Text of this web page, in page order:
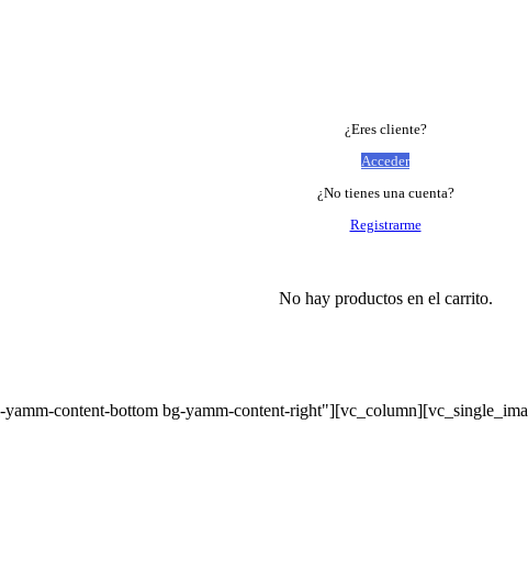
¿Eres cliente?
Acceder
¿No tienes una cuenta?
Registrarme
No hay productos en el carrito.
yamm-content-bottom bg-yamm-content-